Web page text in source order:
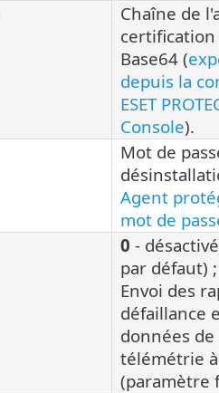
Chaîne de
Base64 (
depuis la
ESET
Console).
Mot de
Agent
mot de
0 -
par défaut)
Envoi des
défaillance
données de
télémétrie à
(paramètre